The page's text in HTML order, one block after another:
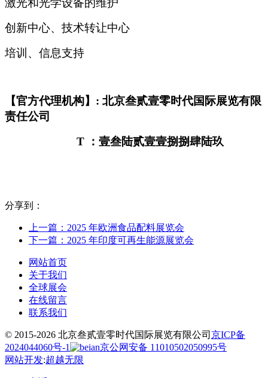
激光和光学设备的维护
创新中心、技术转让中心
培训、信息支持
【官方代理机构】: 北京叁贰壹零时代国际展览有限
责任公司
T
：壹叁陆贰壹壹捌捌肆陆玖
分享到：
上一篇：2025 年欧洲食品配料展览会
下一篇：2025 年印度可再生能源展览会
网站首页
关于我们
全球展会
在线留言
联系我们
© 2015-2026 北京叁贰壹零时代国际展览有限公司 京ICP备
2024044060号-1
京公网安备 11010502050995号
网站开发:超越无限